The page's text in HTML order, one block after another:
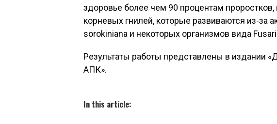
здоровье более чем 90 процентам проростков,
корневых гнилей, которые развиваются из-за
sorokiniana и некоторых организмов вида
Результаты работы представлены в издании
АПК».
In this article: